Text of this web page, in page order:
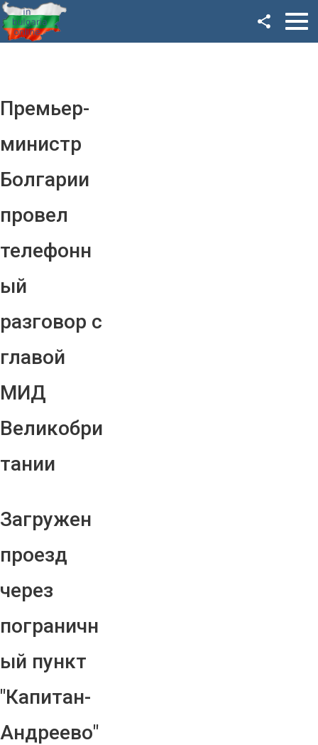
Премьер-
министр
Болгарии
провел
телефонн
ый
разговор с
главой
МИД
Великобри
тании
Загружен
проезд
через
пограничн
ый пункт
"Капитан-
Андреево"